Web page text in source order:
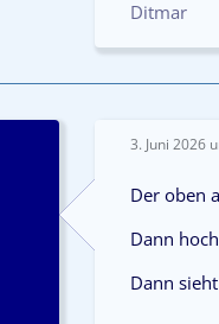
Ditmar
3. Juni 2026
Der oben
Dann
Dann